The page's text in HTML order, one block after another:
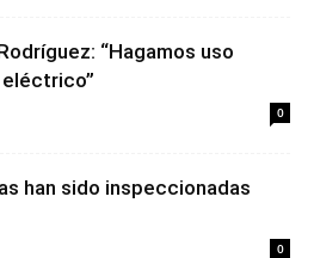
“Hagamos uso
0
han sido inspeccionadas
0